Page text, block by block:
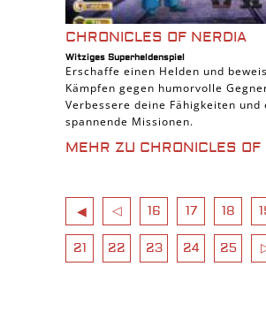
CHRONICLES OF NERDIA
Witziges Superheldenspiel
Erschaffe einen Helden und
Kämpfen gegen humorvolle
Verbessere deine Fähigkeiten und
spannende Missionen.
MEHR ZU CHRONICLES OF
◀ ◁ 16 17 18
21 22 23 24 25